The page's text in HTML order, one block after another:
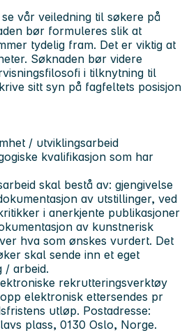
se vår veiledning til søkere på
bør formuleres slik at
tydelig fram. Det er viktig at
Søknaden bør videre
i tilknytning til
sitt syn på fagfeltets posisjon
/ utviklingsarbeid
kvalifikasjon som har
skal bestå av: gjengivelse
av utstillinger, ved
i anerkjente publikasjoner
av kunstnerisk
hva som ønskes vurdert. Det
skal sende inn et eget
/ arbeid.
rekrutteringsverktøy
elektronisk ettersendes pr
utløp. Postadresse:
plass, 0130 Oslo, Norge.